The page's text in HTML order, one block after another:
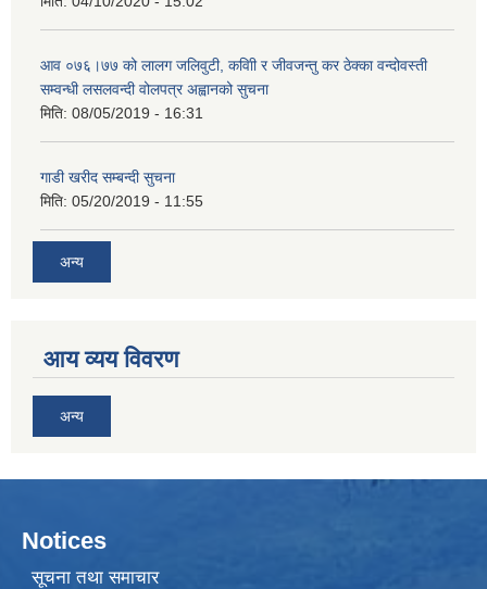
आव ०७६।७७ को लालग जलिवुटी, कवािी र जीवजन्तु कर ठेक्का वन्दोवस्ती
सम्वन्धी लसलवन्दी वोलपत्र अह्वानको सुचना
मिति: 08/05/2019 - 16:31
गाडी खरीद सम्बन्दी सुचना
मिति: 05/20/2019 - 11:55
अन्य
आय व्यय विवरण
अन्य
Notices
सूचना तथा समाचार